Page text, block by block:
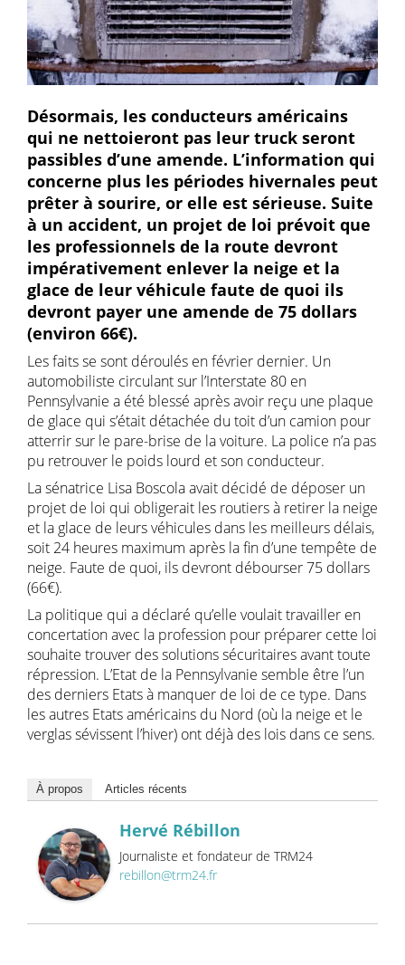
Désormais, les conducteurs américains
qui ne nettoieront pas leur truck seront
passibles d’une amende. L’information qui
concerne plus les périodes hivernales peut
prêter à sourire, or elle est sérieuse. Suite
à un accident, un projet de loi prévoit que
les professionnels de la route devront
impérativement enlever la neige et la
glace de leur véhicule faute de quoi ils
devront payer une amende de 75 dollars
(environ 66€).
Les faits se sont déroulés en février dernier. Un
automobiliste circulant sur l’Interstate 80 en
Pennsylvanie a été blessé après avoir reçu une plaque
de glace qui s’était détachée du toit d’un camion pour
atterrir sur le pare-brise de la voiture. La police n’a pas
pu retrouver le poids lourd et son conducteur.
La sénatrice Lisa Boscola avait décidé de déposer un
projet de loi qui obligerait les routiers à retirer la neige
et la glace de leurs véhicules dans les meilleurs délais,
soit 24 heures maximum après la fin d’une tempête de
neige. Faute de quoi, ils devront débourser 75 dollars
(66€).
La politique qui a déclaré qu’elle voulait travailler en
concertation avec la profession pour préparer cette loi
souhaite trouver des solutions sécuritaires avant toute
répression. L’Etat de la Pennsylvanie semble être l’un
des derniers Etats à manquer de loi de ce type. Dans
les autres Etats américains du Nord (où la neige et le
verglas sévissent l’hiver) ont déjà des lois dans ce sens.
À propos Articles récents
Hervé Rébillon
Journaliste et fondateur de TRM24
rebillon@trm24.fr